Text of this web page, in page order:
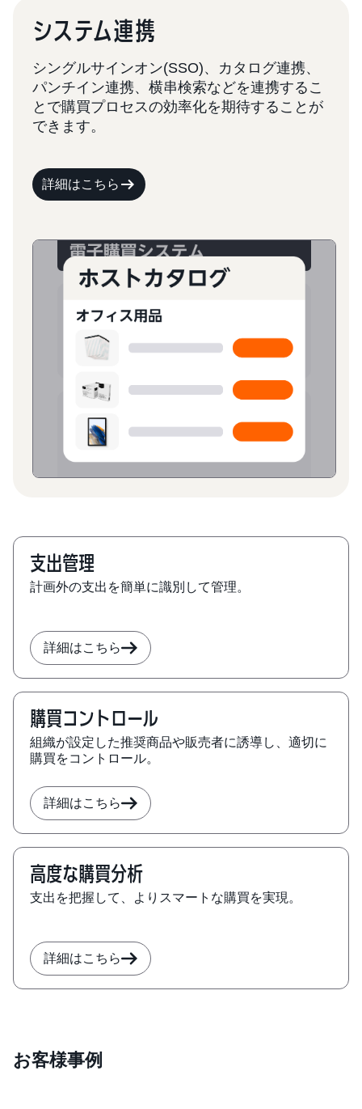
システム連携
シングルサインオン(SSO)、カタログ連携、
パンチイン連携、横串検索などを連携するこ
とで購買プロセスの効率化を期待することが
できます。
詳細はこちら
支出管理
計画外の支出を簡単に識別して管理。
詳細はこちら
購買コントロール
組織が設定した推奨商品や販売者に誘導し、適切に
購買をコントロール。
詳細はこちら
高度な購買分析
支出を把握して、よりスマートな購買を実現。
詳細はこちら
お客様事例